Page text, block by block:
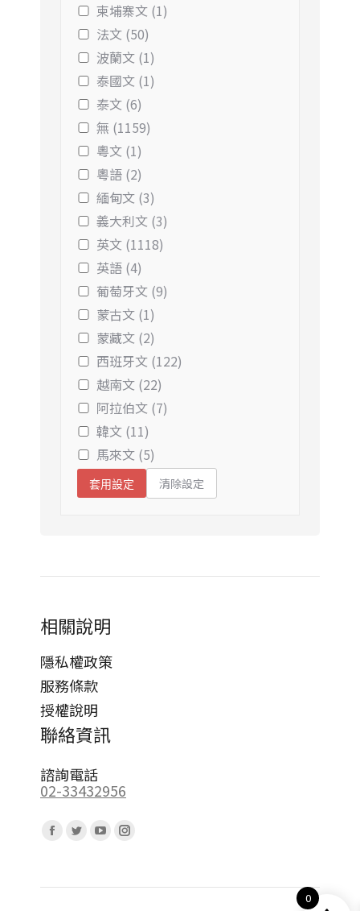
柬埔寨文 (1)
法文 (50)
波蘭文 (1)
泰國文 (1)
泰文 (6)
無 (1159)
粵文 (1)
粵語 (2)
緬甸文 (3)
義大利文 (3)
英文 (1118)
英語 (4)
葡萄牙文 (9)
蒙古文 (1)
蒙藏文 (2)
西班牙文 (122)
越南文 (22)
阿拉伯文 (7)
韓文 (11)
馬來文 (5)
套用設定 清除設定
相關說明
隱私權政策
服務條款
授權說明
聯絡資訊
諮詢電話
02-33432956
Facebook
opens
Twitter
opens
YouTube
opens
Instagram
opens
0